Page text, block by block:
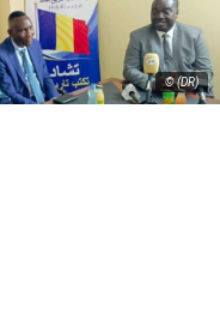
© (DR)